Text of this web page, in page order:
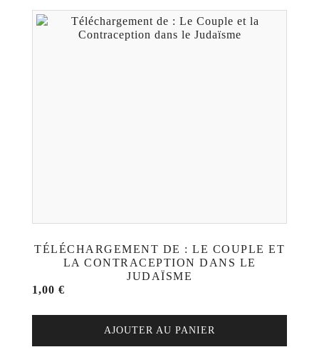
TÉLÉCHARGEMENT DE : LE COUPLE ET
LA CONTRACEPTION DANS LE
JUDAÏSME
1,00 €
AJOUTER AU PANIER